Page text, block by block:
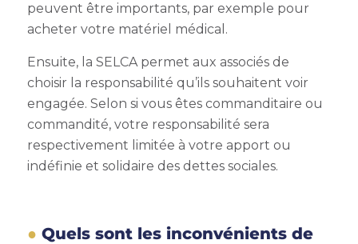
peuvent être importants, par exemple pour
acheter votre matériel médical.
Ensuite, la SELCA permet aux associés de
choisir la responsabilité qu’ils souhaitent voir
engagée. Selon si vous êtes commanditaire ou
commandité, votre responsabilité sera
respectivement limitée à votre apport ou
indéfinie et solidaire des dettes sociales.
Quels sont les inconvénients de